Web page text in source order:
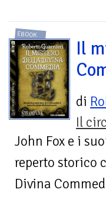
EBOOK
Il
di
Il
John Fox e i
reperto storico
Divina